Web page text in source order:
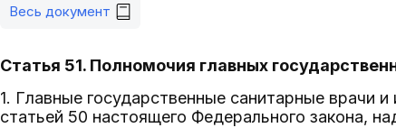
Весь документ
Статья 51. Полномочия главных
1. Главные государственные санитарные врачи
статьей 50 настоящего Федерального закона,